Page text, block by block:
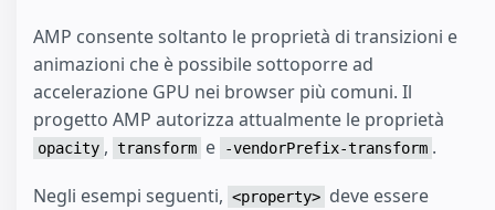
AMP consente soltanto le proprietà di transizioni e
animazioni che è possibile sottoporre ad
accelerazione GPU nei browser più comuni. Il
progetto AMP autorizza attualmente le proprietà
opacity , transform e -vendorPrefix-transform .
Negli esempi seguenti, <property> deve essere